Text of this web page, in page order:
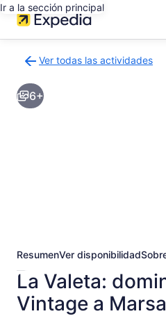
Ir a la sección principal
Ver todas las actividades
a
la
página
6+
ResumenVer disponibilidad
La Valeta:
Vintage a